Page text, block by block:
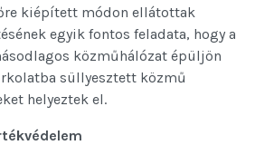
kiépített módon ellátottak
egyik fontos feladata, hogy a
közműhálózat épüljön
süllyesztett közmű
helyeztek el.